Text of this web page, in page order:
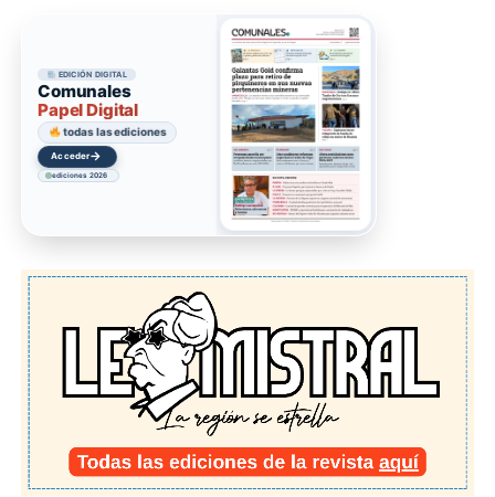
EDICIÓN DIGITAL
Comunales
Papel Digital
todas las ediciones
Acceder→
ediciones 2026